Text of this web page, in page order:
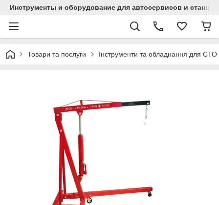
Инструменты и оборудование для автосервисов и
Товари та послуги Інструменти та обладнання для СТО